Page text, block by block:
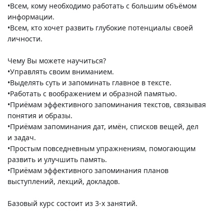
•Всем, кому необходимо работать с большим объёмом
информации.
•Всем, кто хочет развить глубокие потенциалы своей
личности.
Чему Вы можете научиться?
•Управлять своим вниманием.
•Выделять суть и запоминать главное в тексте.
•Работать с воображением и образной памятью.
•Приёмам эффективного запоминания текстов, связывая
понятия и образы.
•Приёмам запоминания дат, имён, списков вещей, дел
и задач.
•Простым повседневным упражнениям, помогающим
развить и улучшить память.
•Приёмам эффективного запоминания планов
выступлений, лекций, докладов.
Базовый курс состоит из 3-х занятий.